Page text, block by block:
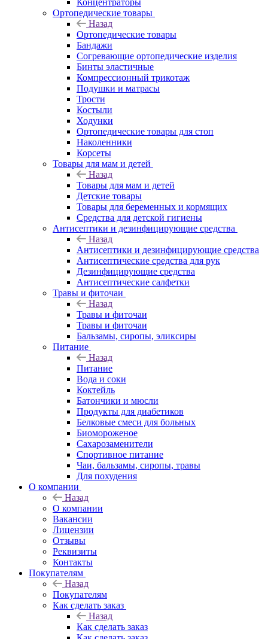
Концентраторы
Ортопедические товары
Назад
Ортопедические товары
Бандажи
Согревающие ортопедические изделия
Бинты эластичные
Компрессионный трикотаж
Подушки и матрасы
Трости
Костыли
Ходунки
Ортопедические товары для стоп
Наколенники
Корсеты
Товары для мам и детей
Назад
Товары для мам и детей
Детские товары
Товары для беременных и кормящих
Средства для детской гигиены
Антисептики и дезинфицирующие средства
Назад
Антисептики и дезинфицирующие средства
Антисептические средства для рук
Дезинфицирующие средства
Антисептические салфетки
Травы и фиточаи
Назад
Травы и фиточаи
Травы и фиточаи
Бальзамы, сиропы, эликсиры
Питание
Назад
Питание
Вода и соки
Коктейль
Батончики и мюсли
Продукты для диабетиков
Белковые смеси для больных
Биомороженое
Сахарозаменители
Спортивное питание
Чаи, бальзамы, сиропы, травы
Для похудения
О компании
Назад
О компании
Вакансии
Лицензии
Отзывы
Реквизиты
Контакты
Покупателям
Назад
Покупателям
Как сделать заказ
Назад
Как сделать заказ